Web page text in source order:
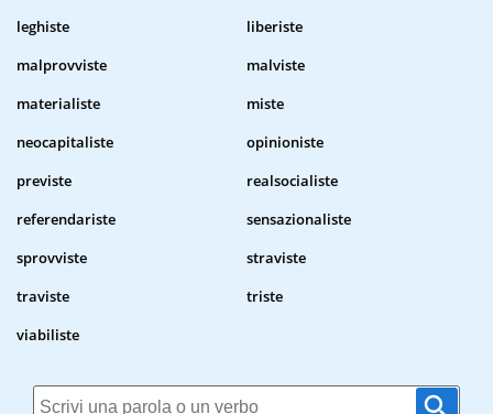
leghiste
liberiste
malprovviste
malviste
materialiste
miste
neocapitaliste
opinioniste
previste
realsocialiste
referendariste
sensazionaliste
sprovviste
straviste
traviste
triste
viabiliste